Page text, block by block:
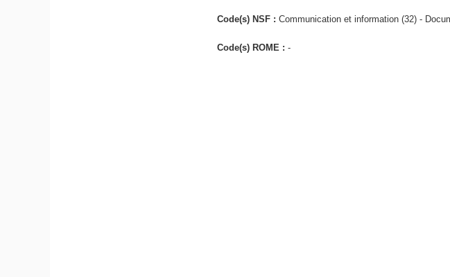
Code(s) NSF :Communication et information (32) -
Code(s) ROME :-